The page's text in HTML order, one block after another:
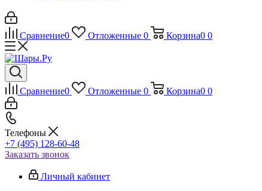
Сравнение0 Отложенные 0 Корзина0 0
Сравнение0 Отложенные 0 Корзина0 0
Телефоны
+7 (495) 128-60-48
Заказать звонок
Личный кабинет